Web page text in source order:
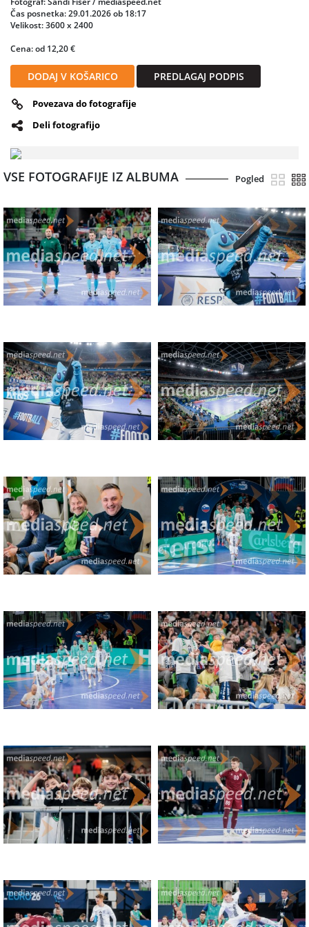
Slovenci tako zaključujejo evropsko prvenstvo z grenkim
priokusom, a tudi z jasnimi izkušnjami za prihodnje izzive.
Čas posnetka: 29.01.2026 ob 18:17
Velikost: 3600 x 2400
Cena: od 12,20 €
DODAJ V KOŠARICO PREDLAGAJ PODPIS
Povezava do fotografije
Deli fotografijo
VSE FOTOGRAFIJE IZ ALBUMA Pogled